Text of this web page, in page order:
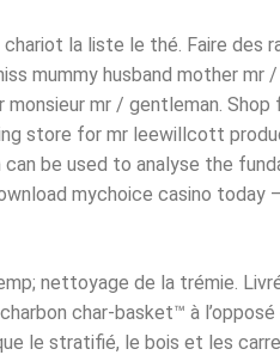
la liste le thé. Faire des
mummy husband mother mr
monsieur mr / gentleman.
store for mr leewillcott
be used to analyse the
mychoice casino today
nettoyage de la trémie.
char-basket™ à
le stratifié, le bois et les